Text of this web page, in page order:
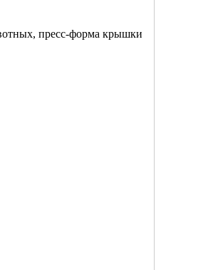
пресс-форма крышки